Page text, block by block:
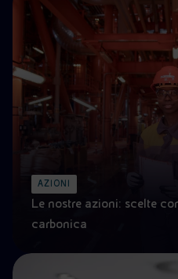
AZIONI
Le nostre azioni: scelte
carbonica